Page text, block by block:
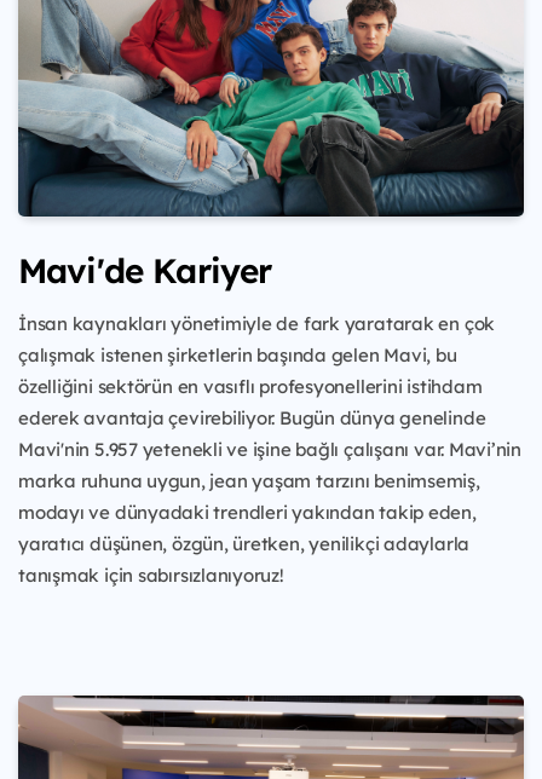
Mavi'de Kariyer
İnsan kaynakları yönetimiyle de fark yaratarak en çok
çalışmak istenen şirketlerin başında gelen Mavi, bu
özelliğini sektörün en vasıflı profesyonellerini istihdam
ederek avantaja çevirebiliyor. Bugün dünya genelinde
Mavi'nin 5.957 yetenekli ve işine bağlı çalışanı var. Mavi’nin
marka ruhuna uygun, jean yaşam tarzını benimsemiş,
modayı ve dünyadaki trendleri yakından takip eden,
yaratıcı düşünen, özgün, üretken, yenilikçi adaylarla
tanışmak için sabırsızlanıyoruz!